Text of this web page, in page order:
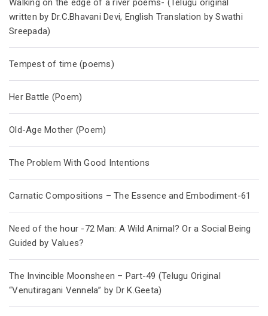
Walking on the edge of a river poems- (Telugu original
written by Dr.C.Bhavani Devi, English Translation by Swathi
Sreepada)
Tempest of time (poems)
Her Battle (Poem)
Old-Age Mother (Poem)
The Problem With Good Intentions
Carnatic Compositions – The Essence and Embodiment-61
Need of the hour -72 Man: A Wild Animal? Or a Social Being
Guided by Values?
The Invincible Moonsheen – Part-49 (Telugu Original
“Venutiragani Vennela” by Dr K.Geeta)